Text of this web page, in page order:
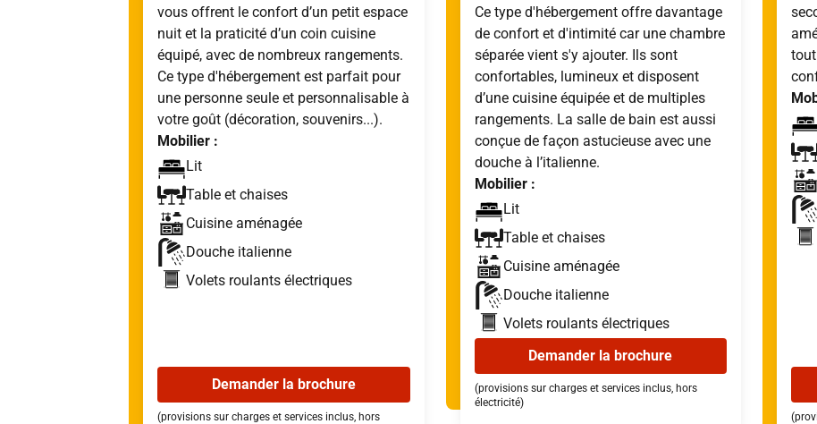
vous offrent le confort d’un petit espace
nuit et la praticité d’un coin cuisine
équipé, avec de nombreux rangements.
Ce type d'hébergement est parfait pour
une personne seule et personnalisable à
votre goût (décoration, souvenirs...).
Mobilier :
Lit
Table et chaises
Cuisine aménagée
Douche italienne
Volets roulants électriques
Demander la brochure
(provisions sur charges et services inclus, hors
Ce type d'hébergement offre davantage
de confort et d'intimité car une chambre
séparée vient s'y ajouter. Ils sont
confortables, lumineux et disposent
d’une cuisine équipée et de multiples
rangements. La salle de bain est aussi
conçue de façon astucieuse avec une
douche à l’italienne.
Mobilier :
Lit
Table et chaises
Cuisine aménagée
Douche italienne
Volets roulants électriques
Demander la brochure
(provisions sur charges et services inclus, hors
électricité)